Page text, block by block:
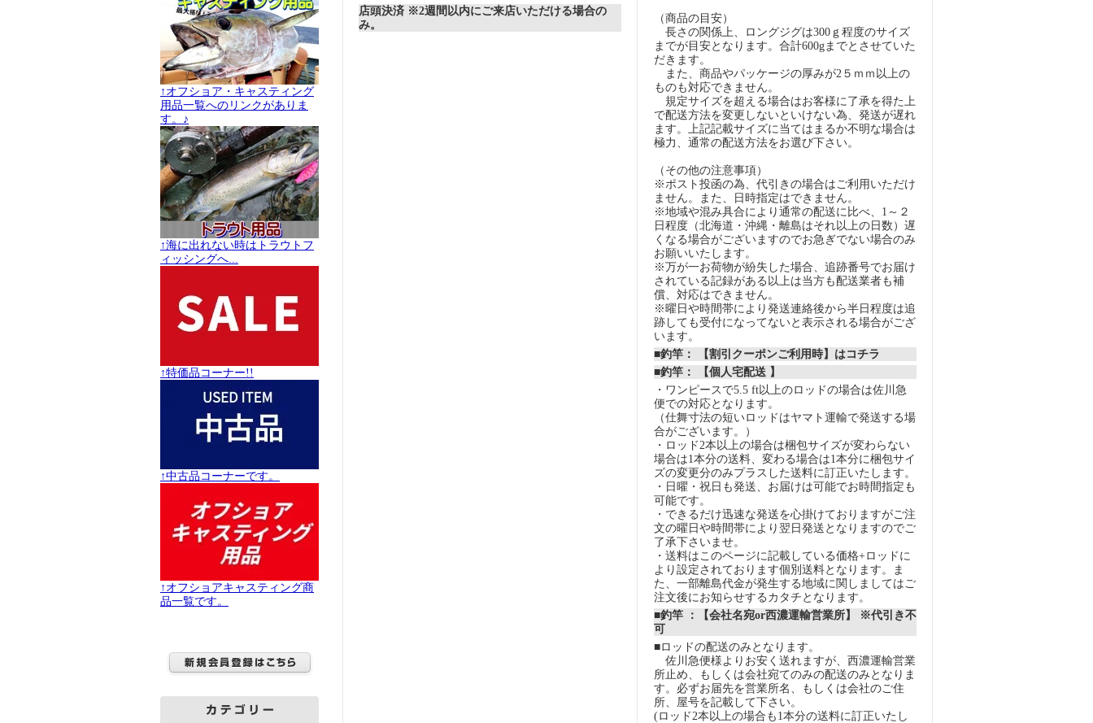
↑オフショア・キャスティング
用品一覧へのリンクがありま
す。♪
↑海に出れない時はトラウトフ
ィッシングへ...
↑特価品コーナー!!
↑中古品コーナーです。
↑オフショアキャスティング商
品一覧です。
店頭決済 ※2週間以内にご来店いただける場合の
み。
（商品の目安）
長さの関係上、ロングジグは300ｇ程度のサイズ
までが目安となります。合計600gまでとさせていた
だきます。
また、商品やパッケージの厚みが2５ｍｍ以上の
ものも対応できません。
規定サイズを超える場合はお客様に了承を得た上
で配送方法を変更しないといけない為、発送が遅れ
ます。上記記載サイズに当てはまるか不明な場合は
極力、通常の配送方法をお選び下さい。
（その他の注意事項）
※ポスト投函の為、代引きの場合はご利用いただけ
ません。また、日時指定はできません。
※地域や混み具合により通常の配送に比べ、1～２
日程度（北海道・沖縄・離島はそれ以上の日数）遅
くなる場合がございますのでお急ぎでない場合のみ
お願いいたします。
※万が一お荷物が紛失した場合、追跡番号でお届け
されている記録がある以上は当方も配送業者も補
償、対応はできません。
※曜日や時間帯により発送連絡後から半日程度は追
跡しても受付になってないと表示される場合がござ
います。
■釣竿： 【割引クーポンご利用時】はコチラ
■釣竿： 【個人宅配送 】
・ワンピースで5.5 ft以上のロッドの場合は佐川急
便での対応となります。
（仕舞寸法の短いロッドはヤマト運輸で発送する場
合がございます。）
・ロッド2本以上の場合は梱包サイズが変わらない
場合は1本分の送料、変わる場合は1本分に梱包サイ
ズの変更分のみプラスした送料に訂正いたします。
・日曜・祝日も発送、お届けは可能でお時間指定も
可能です。
・できるだけ迅速な発送を心掛けておりますがご注
文の曜日や時間帯により翌日発送となりますのでご
了承下さいませ。
・送料はこのページに記載している価格+ロッドに
より設定されております個別送料となります。ま
た、一部離島代金が発生する地域に関しましてはご
注文後にお知らせするカタチとなります。
■釣竿 ：【会社名宛or西濃運輸営業所】 ※代引き不
可
■ロッドの配送のみとなります。
佐川急便様よりお安く送れますが、西濃運輸営業
所止め、もしくは会社宛てのみの配送のみとなりま
す。必ずお届先を営業所名、もしくは会社のご住
所、屋号を記載して下さい。
(ロッド2本以上の場合も1本分の送料に訂正いたし